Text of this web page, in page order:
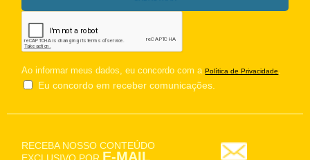
Ao informar meus dados, eu concordo com aPolítica de Privacidade.
Eu concordo em receber comunicações.
RECEBA NOSSO CONTEÚDO
EXCLUSIVO POR E-MAIL